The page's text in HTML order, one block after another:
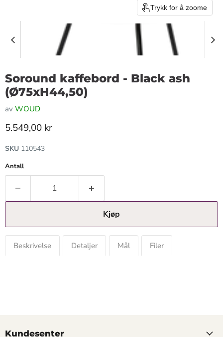
Trykk for å zoome
Soround kaffebord - Black ash
(Ø75xH44,50)
av WOUD
Gjeldende pris
5.549,00 kr
SKU 110543
Antall
Kjøp
Beskrivelse Detaljer Mål Filer
Kundesenter